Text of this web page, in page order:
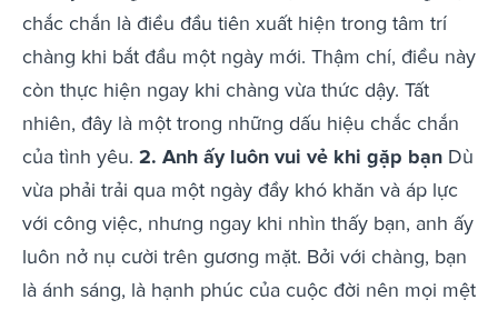
chắc chắn là điều đầu tiên xuất hiện trong tâm trí
chàng khi bắt đầu một ngày mới. Thậm chí, điều này
còn thực hiện ngay khi chàng vừa thức dậy. Tất
nhiên, đây là một trong những dấu hiệu chắc chắn
của tình yêu. 2. Anh ấy luôn vui vẻ khi gặp bạn Dù
vừa phải trải qua một ngày đầy khó khăn và áp lực
với công việc, nhưng ngay khi nhìn thấy bạn, anh ấy
luôn nở nụ cười trên gương mặt. Bởi với chàng, bạn
là ánh sáng, là hạnh phúc của cuộc đời nên mọi mệt